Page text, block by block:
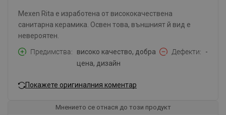
Mexen Rita е изработена от висококачествена
санитарна керамика. Освен това, външният й вид е
невероятен.
Предимства
високо качество, добра
цена, дизайн
Дефекти -
Покажете оригиналния коментар
Мнението се отнася до този продукт